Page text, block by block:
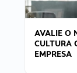
AVALIE O
CULTURA
EMPRESA